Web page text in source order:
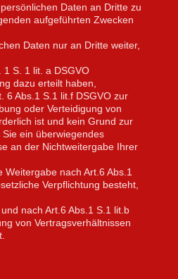
Daten an Dritte zu
aufgeführten Zwecken
Daten nur an Dritte weiter,
1 S. 1 lit. a DSGVO
dazu erteilt haben,
6 Abs.1 S.1 lit.f DSGVO zur
oder Verteidigung von
ist und kein Grund zur
ein überwiegendes
an der Nichtweitergabe Ihrer
nach Art.6 Abs.1
Verpflichtung besteht,
nach Art.6 Abs.1 S.1 lit.b
von Vertragsverhältnissen